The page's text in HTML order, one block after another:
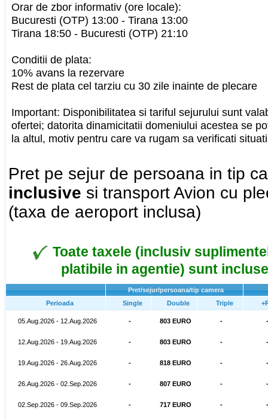
Orar de zbor informativ (ore locale):
Bucuresti (OTP) 13:00 - Tirana 13:00
Tirana 18:50 - Bucuresti (OTP) 21:10
Conditii de plata:
10% avans la rezervare
Rest de plata cel tarziu cu 30 zile inainte de plecare
Important: Disponibilitatea si tariful sejurului sunt
ofertei; datorita dinamicitatii domeniului acestea se
la altul, motiv pentru care va rugam sa verificati
Pret pe sejur de persoana in tip
inclusive si transport Avion cu
(taxa de aeroport inclusa)
Toate taxele (inclusiv
platibile in agentie) sunt
Pret/sejur/persoana/tip camera
Perioada
Single Double Triple
05.Aug.2026 - 12.Aug.2026 - 803 EURO -
12.Aug.2026 - 19.Aug.2026 - 803 EURO -
19.Aug.2026 - 26.Aug.2026 - 818 EURO -
26.Aug.2026 - 02.Sep.2026 - 807 EURO -
02.Sep.2026 - 09.Sep.2026 - 717 EURO -